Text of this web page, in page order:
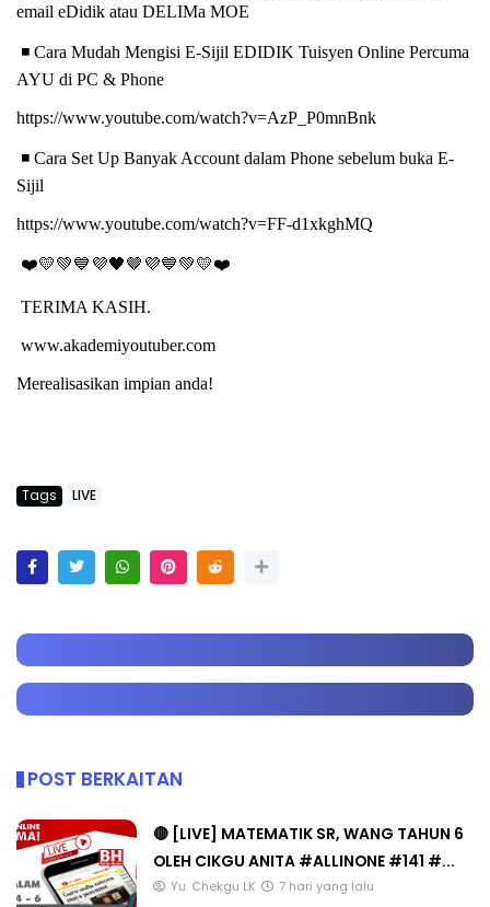
email eDidik atau DELIMa MOE
◾ ️ Cara Mudah Mengisi E-Sijil EDIDIK Tuisyen Online Percuma
AYU di PC & Phone
https://www.youtube.com/watch?v=AzP_P0mnBnk
◾ ️ Cara Set Up Banyak Account dalam Phone sebelum buka E-
Sijil
https://www.youtube.com/watch?v=FF-d1xkghMQ
❤💛💚💙💜🖤🤎 💜💙💚💛❤
TERIMA KASIH.
www.akademiyoutuber.com
Merealisasikan impian anda!
Tags LIVE
POST BERKAITAN
🔴 [LIVE] MATEMATIK SR, WANG TAHUN 6
OLEH CIKGU ANITA #ALLINONE #141 #...
Yu. Chekgu LK 7 hari yang lalu